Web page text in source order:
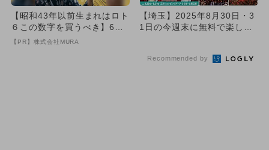
【昭和43年以前生まれはロト
６この数字を買うべき】6つ
の数字が「完全一致」する
【PR】株式会社MURA
【埼玉】2025年8月30日・3
1日の今週末に無料で楽しめ
Recommended by